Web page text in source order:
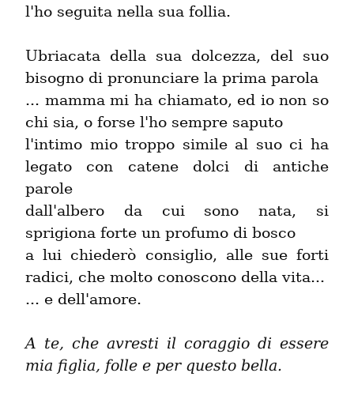
l'ho seguita nella sua follia.
Ubriacata della sua dolcezza, del suo
bisogno di pronunciare la prima parola
... mamma mi ha chiamato, ed io non so
chi sia, o forse l'ho sempre saputo
l'intimo mio troppo simile al suo ci ha
legato con catene dolci di antiche
parole
dall'albero da cui sono nata, si
sprigiona forte un profumo di bosco
a lui chiederò consiglio, alle sue forti
radici, che molto conoscono della vita...
... e dell'amore.
A te, che avresti il coraggio di essere
mia figlia, folle e per questo bella.